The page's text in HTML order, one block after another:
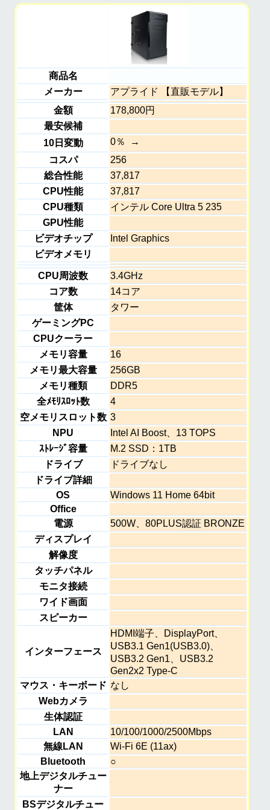
商品名
メーカー
アプライド 【直販モデル】
金額
178,800円
最安候補
10日変動
0％
コスパ
256
総合性能
37,817
CPU性能
37,817
CPU種類
インテル Core Ultra 5 235
GPU性能
ビデオチップ
Intel Graphics
ビデオメモリ
CPU周波数
3.4GHz
コア数
14コア
筐体
タワー
ゲーミングPC
CPUクーラー
メモリ容量
16
メモリ最大容量
256GB
メモリ種類
DDR5
全ﾒﾓﾘｽﾛｯﾄ数
4
空メモリスロット数 3
NPU
Intel AI Boost、13 TOPS
ｽﾄﾚｰｼﾞ容量
M.2 SSD：1TB
ドライブ
ドライブなし
ドライブ詳細
OS
Windows 11 Home 64bit
Office
電源
500W、80PLUS認証 BRONZE
ディスプレイ
解像度
タッチパネル
モニタ接続
ワイド画面
スピーカー
インターフェース
HDMI端子、DisplayPort、
USB3.1 Gen1(USB3.0)、
USB3.2 Gen1、USB3.2
Gen2x2 Type-C
マウス・キーボード なし
Webカメラ
生体認証
LAN
10/100/1000/2500Mbps
無線LAN
Wi-Fi 6E (11ax)
Bluetooth
○
地上デジタルチュー
ナー
BSデジタルチュー